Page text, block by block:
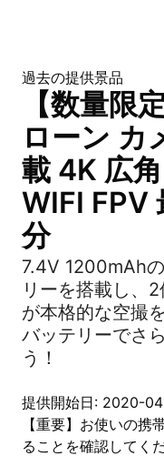
過去の提供景品
【数量限
ローン カ
載 4K 広
WIFI FPV
分
7.4V 1200mAh
リーを搭載し、
が本格的な空撮
バッテリーでさ
う！
提供開始日: 2020-
【重要】お使いの携
ることを確認してく